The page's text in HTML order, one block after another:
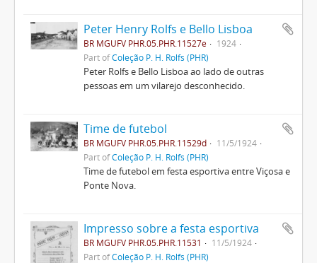
Peter Henry Rolfs e Bello Lisboa
BR MGUFV PHR.05.PHR.11527e
1924
Part ofColeção P. H. Rolfs (PHR)
Peter Rolfs e Bello Lisboa ao lado de outras
pessoas em um vilarejo desconhecido.
Time de futebol
BR MGUFV PHR.05.PHR.11529d
11/5/1924
Part ofColeção P. H. Rolfs (PHR)
Time de futebol em festa esportiva entre Viçosa e
Ponte Nova.
Impresso sobre a festa esportiva
BR MGUFV PHR.05.PHR.11531
11/5/1924
Part ofColeção P. H. Rolfs (PHR)